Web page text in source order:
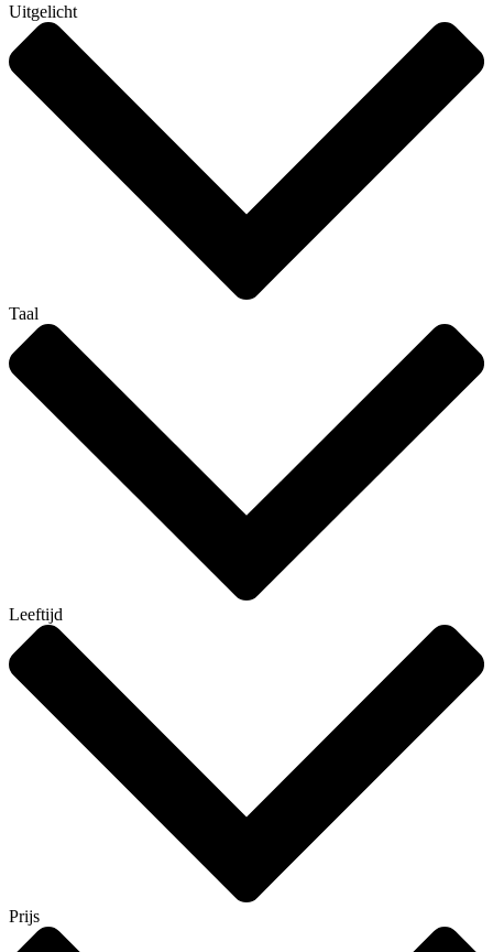
Uitgelicht
Taal
Leeftijd
Prijs